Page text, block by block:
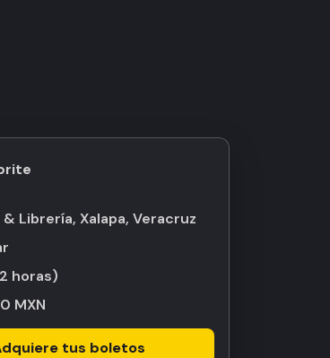
& Librería, Xalapa, Veracruz
2 horas)
MXN
tus boletos